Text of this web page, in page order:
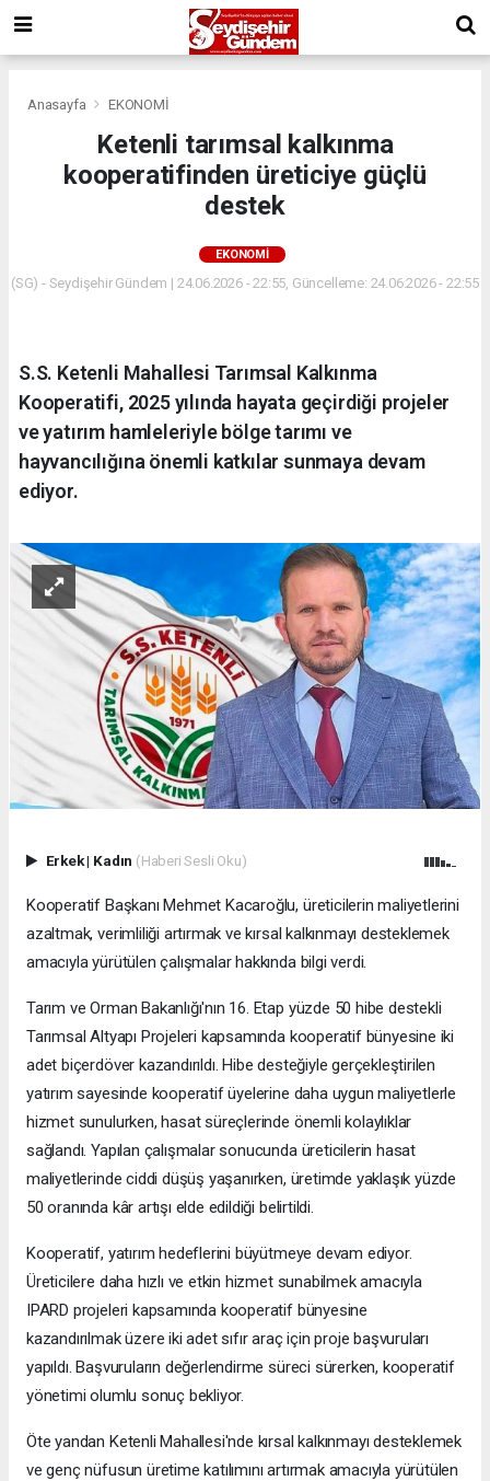
Anasayfa EKONOMİ
Ketenli tarımsal kalkınma
kooperatifinden üreticiye güçlü
destek
EKONOMİ
(SG) - Seydişehir Gündem | 24.06.2026 - 22:55, Güncelleme: 24.06.2026 - 22:55
S.S. Ketenli Mahallesi Tarımsal Kalkınma
Kooperatifi, 2025 yılında hayata geçirdiği projeler
ve yatırım hamleleriyle bölge tarımı ve
hayvancılığına önemli katkılar sunmaya devam
ediyor.
Erkek| Kadın (Haberi Sesli Oku)
Kooperatif Başkanı Mehmet Kacaroğlu, üreticilerin maliyetlerini
azaltmak, verimliliği artırmak ve kırsal kalkınmayı desteklemek
amacıyla yürütülen çalışmalar hakkında bilgi verdi.
Tarım ve Orman Bakanlığı'nın 16. Etap yüzde 50 hibe destekli
Tarımsal Altyapı Projeleri kapsamında kooperatif bünyesine iki
adet biçerdöver kazandırıldı. Hibe desteğiyle gerçekleştirilen
yatırım sayesinde kooperatif üyelerine daha uygun maliyetlerle
hizmet sunulurken, hasat süreçlerinde önemli kolaylıklar
sağlandı. Yapılan çalışmalar sonucunda üreticilerin hasat
maliyetlerinde ciddi düşüş yaşanırken, üretimde yaklaşık yüzde
50 oranında kâr artışı elde edildiği belirtildi.
Kooperatif, yatırım hedeflerini büyütmeye devam ediyor.
Üreticilere daha hızlı ve etkin hizmet sunabilmek amacıyla
IPARD projeleri kapsamında kooperatif bünyesine
kazandırılmak üzere iki adet sıfır araç için proje başvuruları
yapıldı. Başvuruların değerlendirme süreci sürerken, kooperatif
yönetimi olumlu sonuç bekliyor.
Öte yandan Ketenli Mahallesi'nde kırsal kalkınmayı desteklemek
ve genç nüfusun üretime katılımını artırmak amacıyla yürütülen